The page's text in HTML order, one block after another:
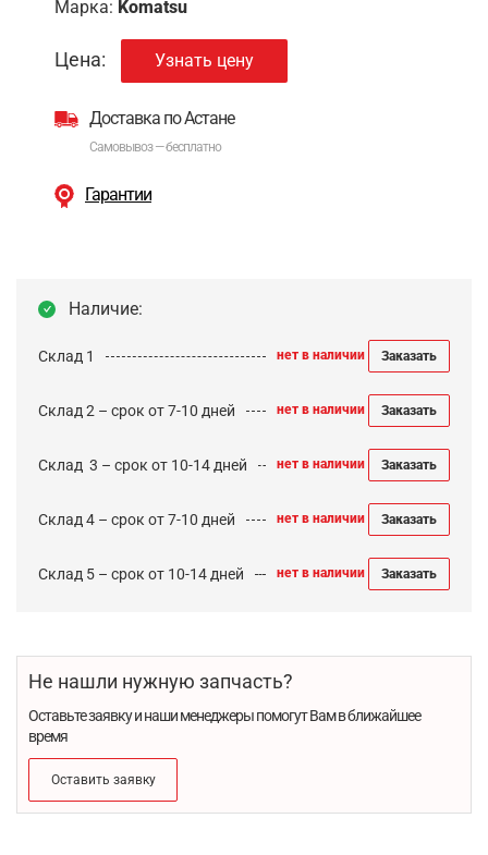
Марка: Komatsu
Цена: Узнать цену
Доставка по Астане
Самовывоз — бесплатно
Гарантии
Наличие:
Склад 1 нет в наличии Заказать
Склад 2 – срок от 7-10 дней нет в наличии Заказать
Cклад 3 – срок от 10-14 дней нет в наличии Заказать
Склад 4 – срок от 7-10 дней нет в наличии Заказать
Склад 5 – срок от 10-14 дней нет в наличии Заказать
Не нашли нужную запчасть?
Оставьте заявку и наши менеджеры помогут Вам в ближайшее
время
Оставить заявку